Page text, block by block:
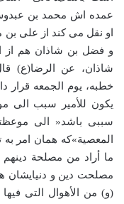
عمده اش محمد بن
او نقل می کند از علی
و فضل بن شاذان هم از
شاذان، عن الرضا(ع)
خطبه، یوم الجمعه قرار
یکون للأمیر سبب الی
سببی باشد« الی
المعصیة»‌که همان امر
ما أراد من مصلحة دینهم
مصلحت دین و دنیایشان
(و) من الأهوال التی